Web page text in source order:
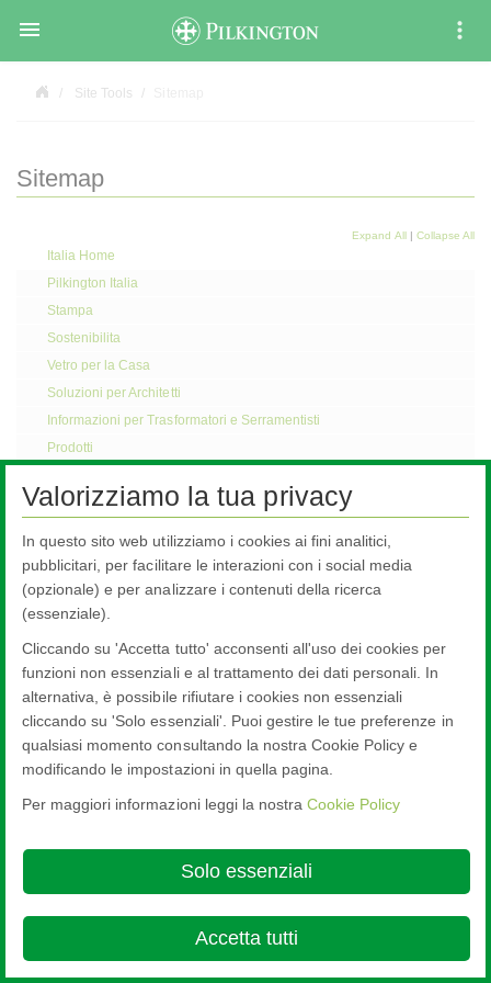

Site Tools
Sitemap
Expand All| Collapse All
Italia Home
Pilkington Italia
Stampa
Sostenibilita
Vetro per la Casa
Soluzioni per Architetti
Informazioni per Trasformatori e Serramentisti
Prodotti
Sedi
Expand All
Search
Search
Sitemap
Nippon Sheet Glass Co., Ltd.
Cookie Policy
Ethics and Compliance Hotline Legal Notice
Privacy
Terms & Conditions

Valorizziamo la tua privacy
In questo sito web utilizziamo i cookies ai fini analitici,
pubblicitari, per facilitare le interazioni con i social media
(opzionale) e per analizzare i contenuti della ricerca
(essenziale).
Cliccando su 'Accetta tutto' acconsenti all'uso dei cookies per
funzioni non essenziali e al trattamento dei dati personali. In
alternativa, è possibile rifiutare i cookies non essenziali
cliccando su 'Solo essenziali'. Puoi gestire le tue preferenze in
qualsiasi momento consultando la nostra Cookie Policy e
modificando le impostazioni in quella pagina.
Per maggiori informazioni leggi la nostra Cookie Policy
Solo essenziali
Accetta tutti